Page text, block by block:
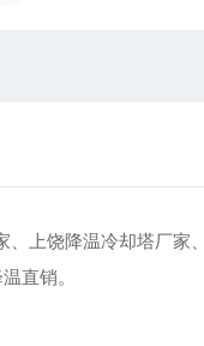
、上饶降温冷却塔厂家
直销。